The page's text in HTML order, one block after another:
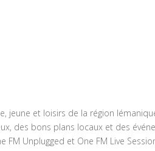
jeune et loisirs de la région
des bons plans locaux et des
FM Unplugged et One FM Live